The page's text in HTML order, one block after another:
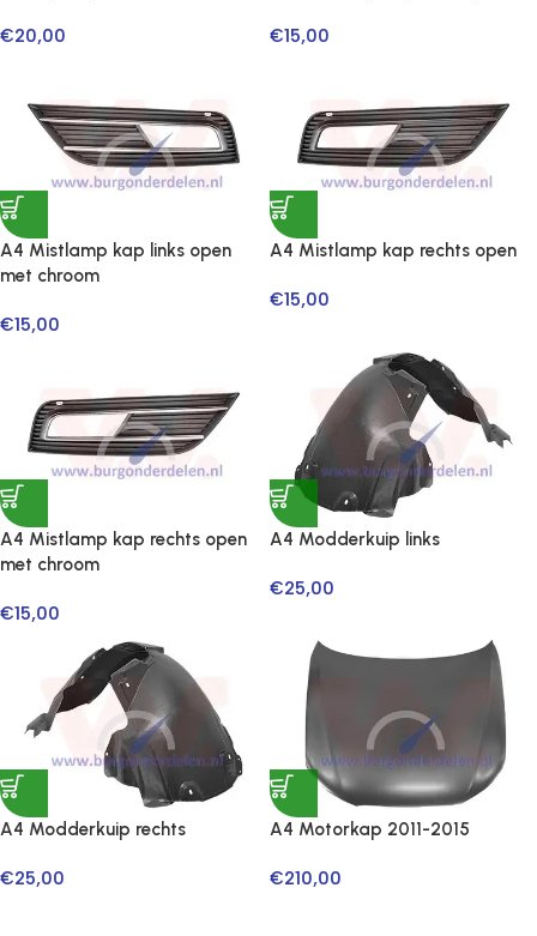
€20,00 €15,00
A4 Mistlamp kap links open
met chroom
€15,00
A4 Mistlamp kap rechts open
€15,00
A4 Mistlamp kap rechts open
met chroom
€15,00
A4 Modderkuip links
€25,00
A4 Modderkuip rechts
€25,00
A4 Motorkap 2011-2015
€210,00